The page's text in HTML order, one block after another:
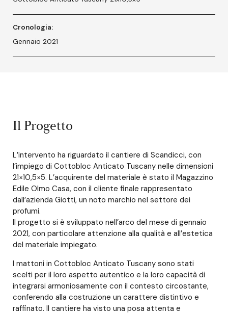
Cronologia:
Gennaio 2021
Il Progetto
L’intervento ha riguardato il cantiere di Scandicci, con
l’impiego di Cottobloc Anticato Tuscany nelle dimensioni
21×10,5×5. L’acquirente del materiale è stato il Magazzino
Edile Olmo Casa, con il cliente finale rappresentato
dall’azienda Giotti, un noto marchio nel settore dei
profumi.
Il progetto si è sviluppato nell’arco del mese di gennaio
2021, con particolare attenzione alla qualità e all’estetica
del materiale impiegato.
I mattoni in Cottobloc Anticato Tuscany sono stati
scelti per il loro aspetto autentico e la loro capacità di
integrarsi armoniosamente con il contesto circostante,
conferendo alla costruzione un carattere distintivo e
raffinato. Il cantiere ha visto una posa attenta e